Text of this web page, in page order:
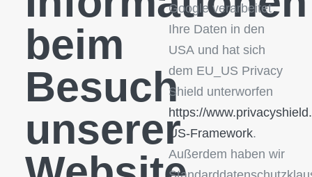
beim
Besuch
unserer
Google verarbeitet
Ihre Daten in den
USA und hat sich
dem EU_US Privacy
Shield unterworfen
https://
US-Framework.
Außerdem haben wir